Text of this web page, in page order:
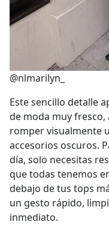
@nlmarilyn_
Este sencillo detalle
de moda muy
romper visualmente
accesorios oscuros.
día, solo necesitas
que todas tenemos
debajo de tus tops
un gesto rápido,
inmediato.